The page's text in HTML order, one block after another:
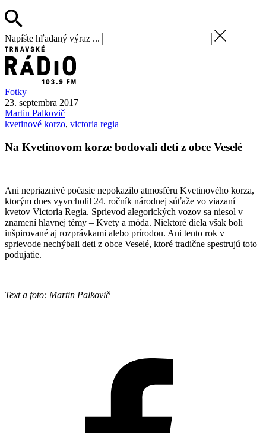
Napíšte hľadaný výraz ...
Fotky
23. septembra 2017
Martin Palkovič
kvetinové korzo, victoria regia
Na Kvetinovom korze bodovali deti z obce Veselé
Ani nepriaznivé počasie nepokazilo atmosféru Kvetinového korza,
ktorým dnes vyvrcholil 24. ročník národnej súťaže vo viazaní
kvetov Victoria Regia. Sprievod alegorických vozov sa niesol v
znamení hlavnej témy – Kvety a móda. Niektoré diela však boli
inšpirované aj rozprávkami alebo prírodou. Ani tento rok v
sprievode nechýbali deti z obce Veselé, ktoré tradične spestrujú toto
podujatie.
Text a foto: Martin Palkovič